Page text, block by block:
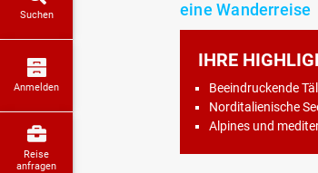
eine Wanderreise
IHRE
Beeindruckende
Norditalienische
Alpines und
Suchen
Anmelden
Reise
anfragen